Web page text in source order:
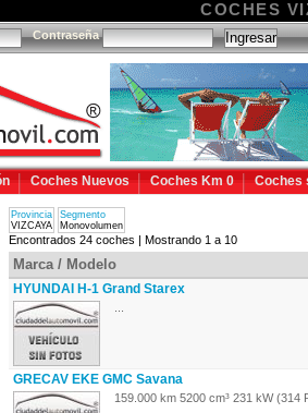
COCHES
Contraseña
Coches Nuevos Coches Km 0 Coches
Provincia
VIZCAYA
Segmento
Monovolumen
Encontrados 24 coches | Mostrando 1 a 10
Marca / Modelo
HYUNDAI H-1 Grand Starex
GRECAV EKE GMC Savana
159.000 km 5200 cm³ 231 kW (314